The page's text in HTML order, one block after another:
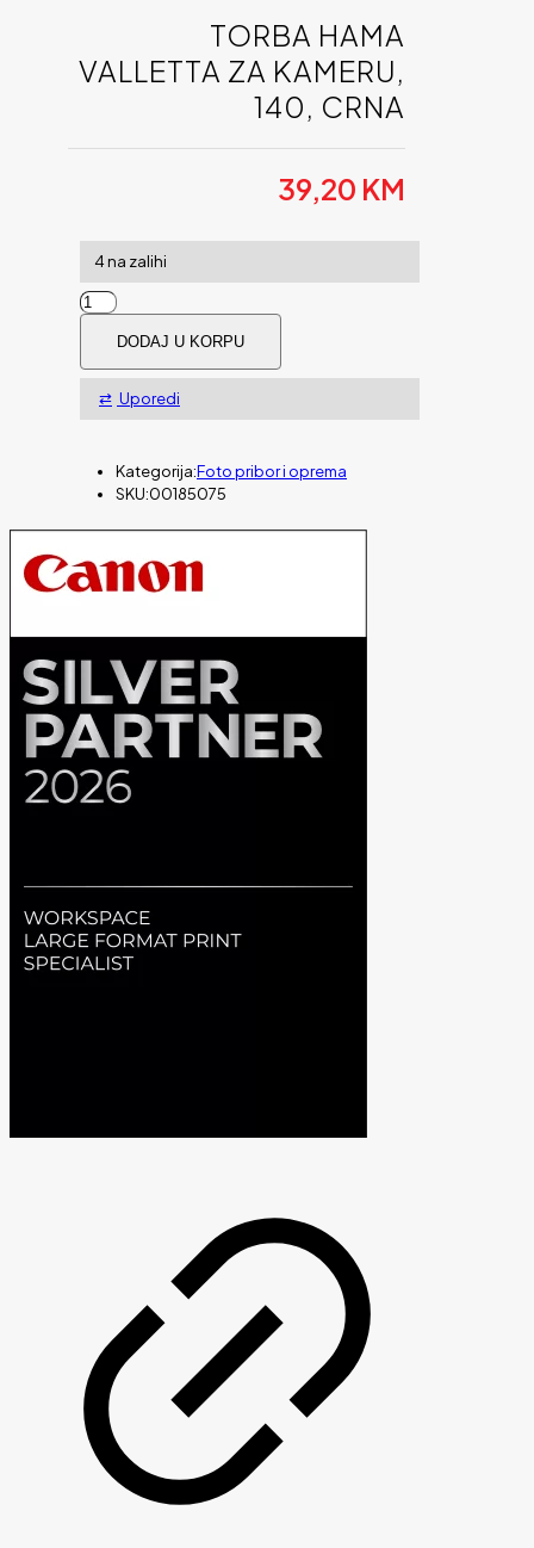
TORBA HAMA
VALLETTA ZA KAMERU,
140, CRNA
39,20 KM
4 na zalihi
TORBA
HAMA
VALLETTA
ZA
KAMERU,
DODAJ U KORPU
Uporedi
Kategorija:Foto pribor i oprema
SKU:00185075